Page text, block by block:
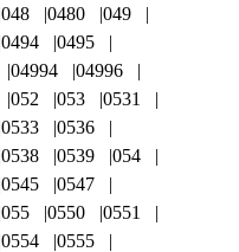
048 0480
049
0494
0495
04994
04996
052 053
0531
0533
0536
0538 0539
054
0545
0547
055 0550
0551
0554
0555